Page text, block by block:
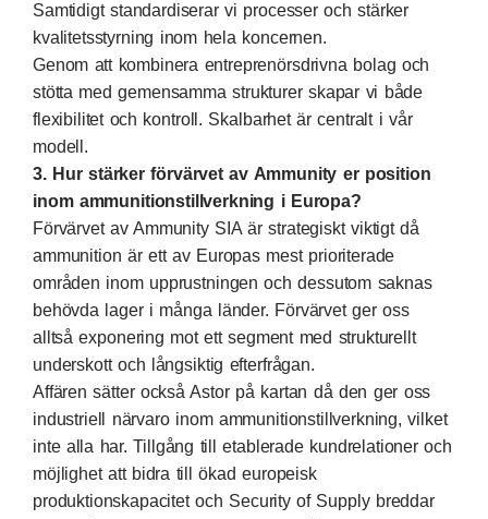
Samtidigt standardiserar vi processer och stärker
kvalitetsstyrning inom hela koncernen.
Genom att kombinera entreprenörsdrivna bolag och
stötta med gemensamma strukturer skapar vi både
flexibilitet och kontroll. Skalbarhet är centralt i vår
modell.
3. Hur stärker förvärvet av Ammunity er position
inom ammunitionstillverkning i Europa?
Förvärvet av Ammunity SIA är strategiskt viktigt då
ammunition är ett av Europas mest prioriterade
områden inom upprustningen och dessutom saknas
behövda lager i många länder. Förvärvet ger oss
alltså exponering mot ett segment med strukturellt
underskott och långsiktig efterfrågan.
Affären sätter också Astor på kartan då den ger oss
industriell närvaro inom ammunitionstillverkning, vilket
inte alla har. Tillgång till etablerade kundrelationer och
möjlighet att bidra till ökad europeisk
produktionskapacitet och Security of Supply breddar